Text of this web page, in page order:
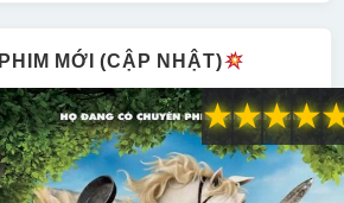
PHIM MỚI (CẬP NHẬT)
★
★
★
★